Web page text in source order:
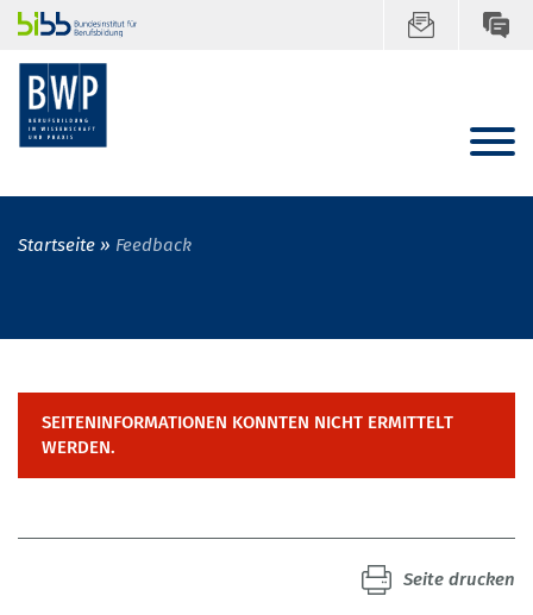
Startseite Feedback
SEITENINFORMATIONEN KONNTEN NICHT ERMITTELT
WERDEN.
Seite drucken